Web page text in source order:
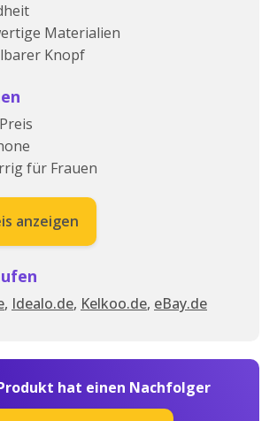
Materialien
Knopf
für Frauen
anzeigen
, Idealo.de, Kelkoo.de, eBay.de
hat einen Nachfolger